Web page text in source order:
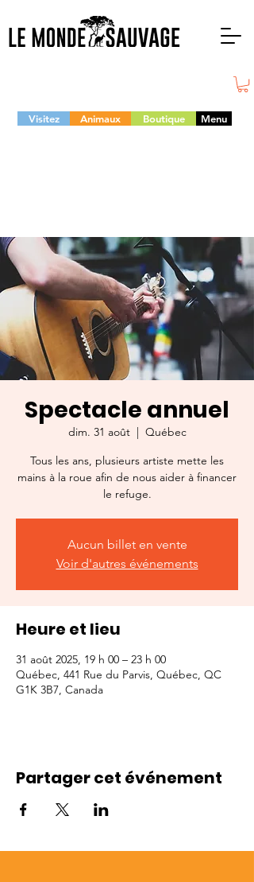
Visitez Animaux Boutique Menu
Spectacle annuel
dim. 31 août
  |
Québec
Tous les ans, plusieurs artiste mette les
mains à la roue afin de nous aider à financer
le refuge.
Aucun billet en vente
Voir d'autres événements
Heure et lieu
31 août 2025, 19 h 00 – 23 h 00
Québec, 441 Rue du Parvis, Québec, QC
G1K 3B7, Canada
Partager cet événement